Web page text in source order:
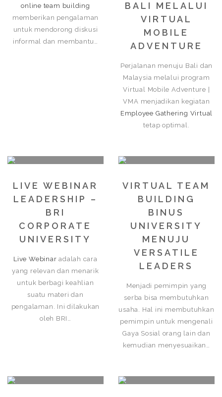
online team building
memberikan pengalaman
untuk mendorong diskusi
informal dan membantu…
BALI MELALUI
VIRTUAL
MOBILE
ADVENTURE
Perjalanan menuju Bali dan
Malaysia melalui program
Virtual Mobile Adventure |
VMA menjadikan kegiatan
Employee Gathering Virtual
tetap optimal.
LIVE WEBINAR
LEADERSHIP –
BRI
CORPORATE
UNIVERSITY
Live Webinar adalah cara
yang relevan dan menarik
untuk berbagi keahlian
suatu materi dan
pengalaman. Ini dilakukan
oleh BRI…
VIRTUAL TEAM
BUILDING
BINUS
UNIVERSITY
MENUJU
VERSATILE
LEADERS
Menjadi pemimpin yang
serba bisa membutuhkan
usaha. Hal ini membutuhkan
pemimpin untuk mengenali
Gaya Sosial orang lain dan
kemudian menyesuaikan…